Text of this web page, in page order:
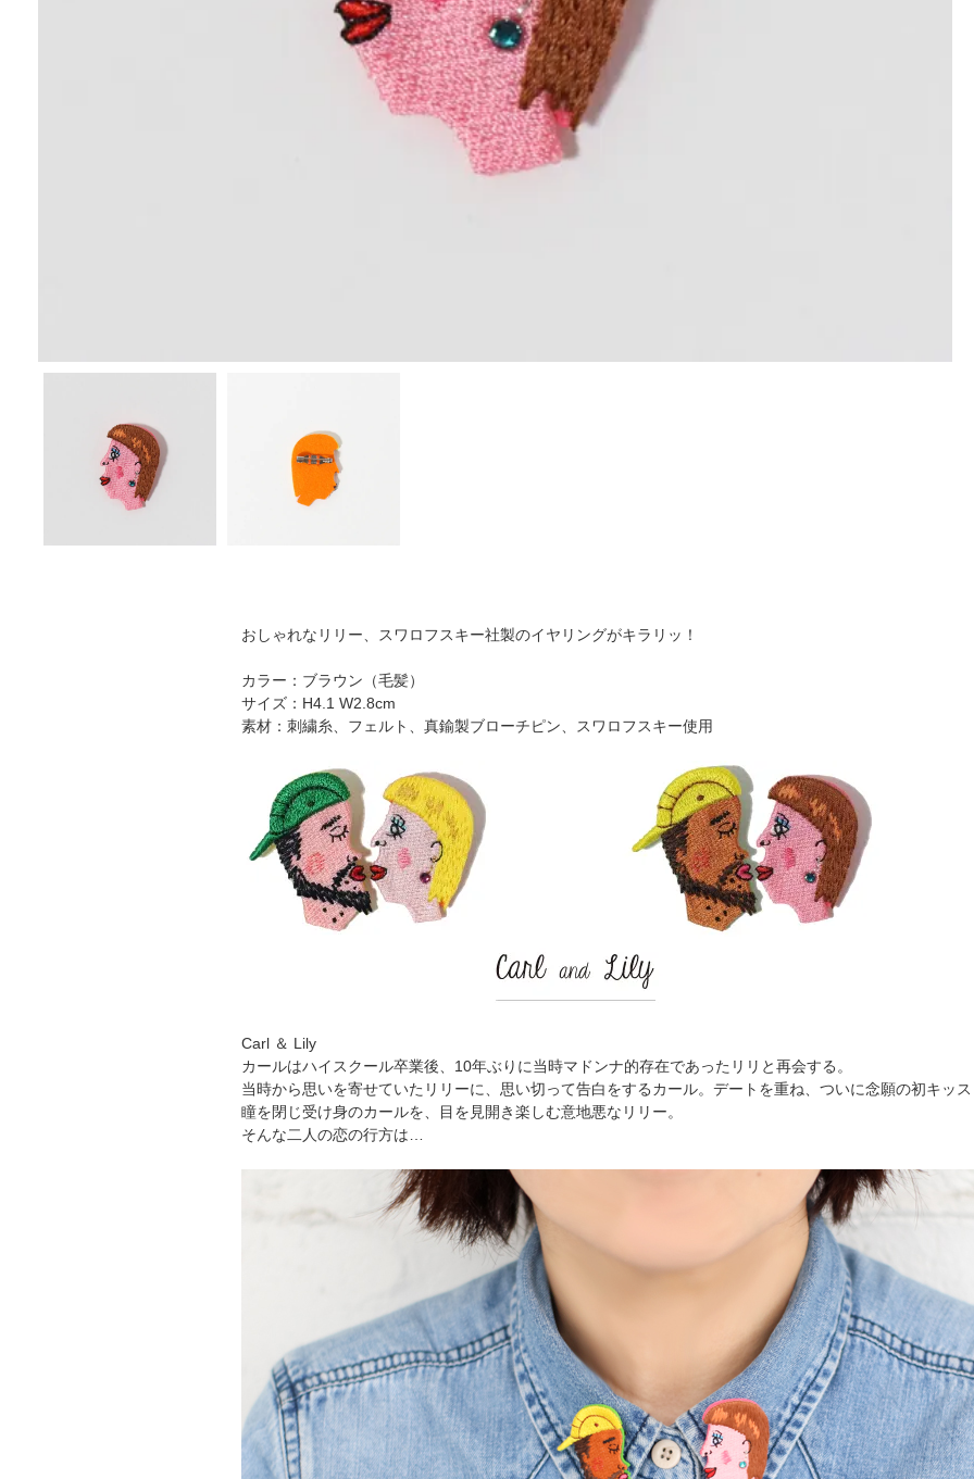
おしゃれなリリー、スワロフスキー社製のイヤリングがキラリッ！
カラー：ブラウン（毛髪）
サイズ：H4.1 W2.8cm
素材：刺繍糸、フェルト、真鍮製ブローチピン、スワロフスキー使用
Carl ＆ Lily
カールはハイスクール卒業後、10年ぶりに当時マドンナ的存在であったリリと再会する。
当時から思いを寄せていたリリーに、思い切って告白をするカール。デートを重ね、ついに念願の初キッ
瞳を閉じ受け身のカールを、目を見開き楽しむ意地悪なリリー。
そんな二人の恋の行方は…